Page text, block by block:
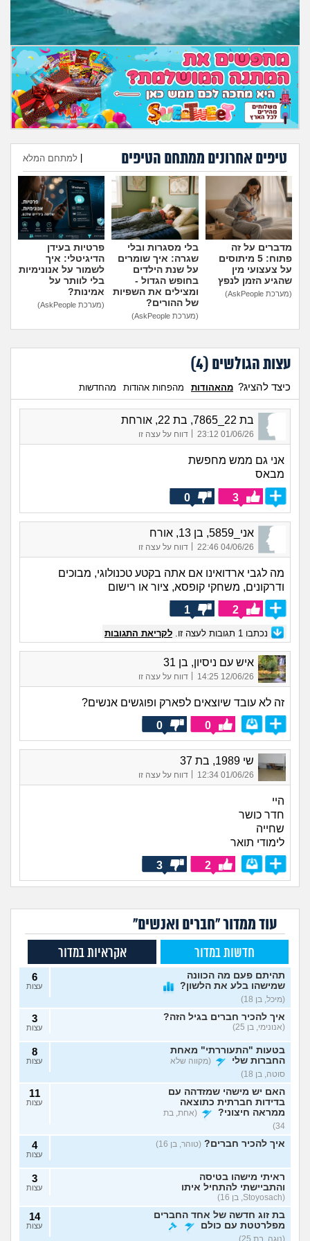
מה שעובר עליי
שומרים על הגוף
פיננסי וכלכלה
בין הסדינים
חיות מחמד
יוקר המחיה
גאווה
טיפים אחרונים ממתחם הטיפים למתחם המלא
הוספת טיפ
מדברים על זה
פתוח: 5 מיתוסים
על צעצועי מין
שהגיע הזמן לנפץ
(מערכת AskPeople)
בלי מסגרות ובלי
שגרה: איך שומרים
על שנת הילדים
בחופש הגדול -
ומצילים את השפיות
של ההורים?
(מערכת AskPeople)
פרטיות בעידן
הדיגיטלי: איך
לשמור על אנונימיות
בלי לוותר על
אמינות?
(מערכת AskPeople)
עצות הגולשים (4
)
כיצד להציג? מהאהודות מהפחות אהודות מהחדשות
בת 22_7865, בת 22, אורחת
01/06/26 23:12 דווח על עצה זו
אני גם ממש מחפשת
מבאס
3
0
אני_5859, בן 13, אורח
04/06/26 22:46
| דווח על עצה זו
מה לגבי ארדואינו אם אתה בקטע טכנולוגי, מבוכים
ודרקונים, משחקי קופסא, ציור או רישום
2
1
נכתבו 1 תגובות לעצה זו. לקריאת התגובות
איש עם ניסיון, בן 31
12/06/26 14:25
| דווח על עצה זו
זה לא עובד שיוצאים לפארק ופוגשים אנשים?
0
0
שי 1989, בת 37
01/06/26 12:34 דווח על עצה זו
היי
חדר כושר
שחייה
לימודי תואר
2
3
עוד ממדור "חברים ואנשים"
חדשות במדור אקראיות במדור
תהיתם פעם מה הכוונה
שמישהו בלע את הלשון?
(מיכל, בן 18)
6
עצות
איך להכיר חברים בגיל הזה?
(אנונימי, בן 25)
3
עצות
בטעות "התעוררתי" מאחת
החברות שלי
(מקווה שלא
סוטה, בן 18)
8
עצות
האם יש מישהי שמזדהה עם
בדידות חברתית כתוצאה
ממראה חיצוני?
(אחת, בת
34)
11
עצות
איך להכיר חברים? (טוהר, בן 16) 4
עצות
ראיתי מישהו בטיסה
והתביישתי להתחיל איתו
(Stoyosach, בן 16)
3
עצות
בת זוג חדשה של אחד החברים
מפלרטטת עם כולם
14
עצות